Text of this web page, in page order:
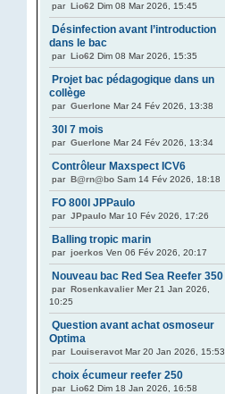
par Lio62 Dim 08 Mar 2026, 15:45
Désinfection avant l’introduction
dans le bac
par Lio62 Dim 08 Mar 2026, 15:35
Projet bac pédagogique dans un
collège
par Guerlone Mar 24 Fév 2026, 13:38
30l 7 mois
par Guerlone Mar 24 Fév 2026, 13:34
Contrôleur Maxspect ICV6
par B@rn@bo Sam 14 Fév 2026, 18:18
FO 800l JPPaulo
par JPpaulo Mar 10 Fév 2026, 17:26
Balling tropic marin
par joerkos Ven 06 Fév 2026, 20:17
Nouveau bac Red Sea Reefer 350
par Rosenkavalier Mer 21 Jan 2026,
10:25
Question avant achat osmoseur
Optima
par Louiseravot Mar 20 Jan 2026, 15:53
choix écumeur reefer 250
par Lio62 Dim 18 Jan 2026, 16:58